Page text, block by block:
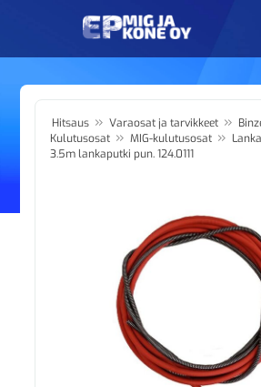
Hitsaus » Varaosat ja tarvikkeet »
Kulutusosat » MIG-kulutusosat »
3.5m lankaputki pun. 124.0111